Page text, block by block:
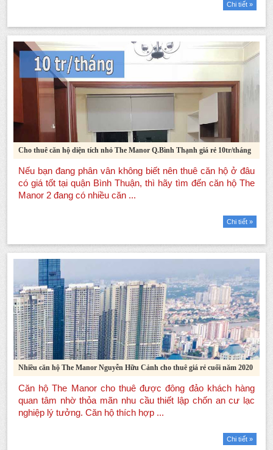
Chi tiết »
Cho thuê căn hộ diện tích nhỏ The Manor Q.Bình Thạnh giá rẻ 10tr/tháng
Chi tiết »
Nhiều căn hộ The Manor Nguyễn Hữu Cảnh cho thuê giá rẻ cuối năm 2020
Chi tiết »